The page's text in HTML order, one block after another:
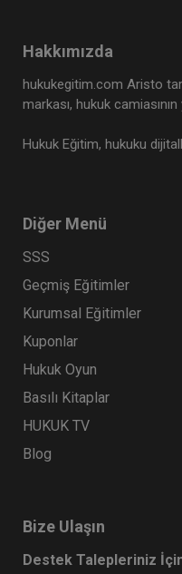
Hakkımızda
hukukegitim.com Aristo
markası, hukuk camiasının
Hukuk Eğitim, hukuku
Diğer Menü
SSS
Geçmiş Eğitimler
Kurumsal Eğitimler
Kuponlar
Hukuk Oyun
Basılı Kitaplar
HUKUK TV
Blog
Bize Ulaşın
Destek Talepleriniz